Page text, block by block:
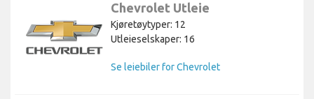
Chevrolet Utleie
Kjøretøytyper: 12
Utleieselskaper: 16
Se leiebiler for Chevrolet